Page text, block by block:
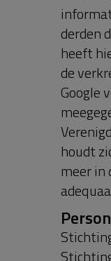
Inzage
U heeft
u
zodat u
de
sturen.